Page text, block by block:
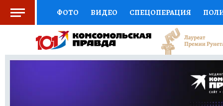
ФОТО ВИДЕО СПЕЦОПЕРАЦИЯ
СОЦПОДДЕРЖКА НАУКА СПОРТ
ОТКРЫВАЕМ МИР СЕМЬЯ ЖЕНСКИЕ
ДЕФИЦИТ